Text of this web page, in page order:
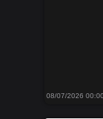
08/07/2026 00:00